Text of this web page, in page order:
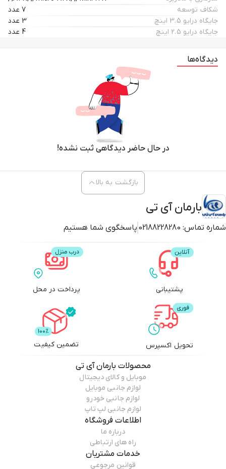
شکاف توسعه
7 عدد
جایگاه درایو 3.5 اینچ
3 عدد
جایگاه درایو 2.5 اینچ
4 عدد
دیدگاه‌ها
در حال حاضر دیدگاهی ثبت نشده!
بارمان آی تی
شماره تماس: 02188228280 پاسخگوی شما هستیم
بازگشت به بالا
پشتیبانی پرداخت در محل
تحویل اکسپرس تضمین کیفیت
محصولات بارمان آی تی
موبایل و کالای دیجیتال
لوازم جانبی موبایل
لوازم جانبی خودرو
لوازم جانبی لپ تاپ
اطلاعات فروشگاه
درباره ما
راه های ارتباطی
خدمات مشتریان
قوانین مرجوعی